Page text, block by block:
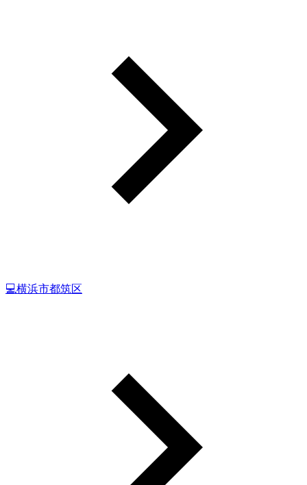
💻横浜市都筑区